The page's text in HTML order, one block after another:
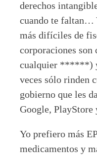
derechos
cuando te faltan…
más difíciles de
corporaciones son
cualquier ******)
veces sólo rinden
gobierno que les
Google, PlayStore
Yo prefiero más
medicamentos y